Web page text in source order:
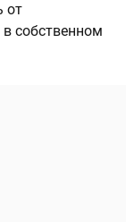
от
собственном